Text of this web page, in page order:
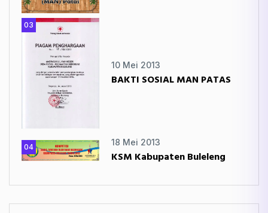
03
10 Mei 2013
BAKTI SOSIAL MAN PATAS
04
18 Mei 2013
KSM Kabupaten Buleleng